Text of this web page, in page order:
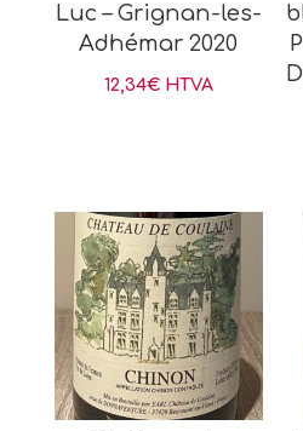
Luc – Grignan-les-
Adhémar 2020
12,34€ HTVA